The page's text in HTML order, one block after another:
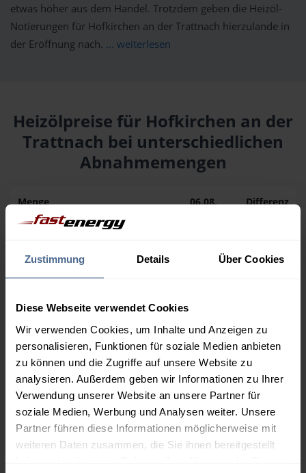
Zustimmung Details Über Cookies
Diese Webseite verwendet Cookies
Wir verwenden Cookies, um Inhalte und Anzeigen zu
personalisieren, Funktionen für soziale Medien anbieten
zu können und die Zugriffe auf unsere Website zu
analysieren. Außerdem geben wir Informationen zu Ihrer
Verwendung unserer Website an unsere Partner für
soziale Medien, Werbung und Analysen weiter. Unsere
Partner führen diese Informationen möglicherweise mit
weiteren Daten zusammen, die Sie ihnen bereitgestellt
etwas höher aus dem Handel. Trotzdem geben die Heizöl-
Notierungen für Hofkirchen an der Trattnach hierzulande in
der Eröffnung nach. ... weiterlesen
Heizölpreise für Hofkirchen an der
Trattnach bei unterschiedlichen
Abnahmemengen
Menge
06.08.
Differenz
157,05 €
3.000 Liter
155,23 €
155,25 €
– 0,02 €
5.000 Liter
153,79 €
153,81 €
– 0,02 €
Preise für Heizöl in Standardqualität nach Ö-Norm C 1109 in € / 100
Liter inkl. MwSt. und Lieferung bei einer Lieferstelle.